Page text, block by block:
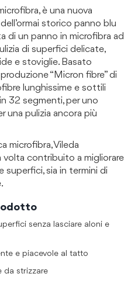
è una nuova
storico panno blu
di un panno in microfibra ad
di superfici delicate,
e stoviglie. Basato
“Micron fibre” di
lunghissime e sottili
32 segmenti, per uno
una pulizia ancora più
microfibra, Vileda
volta contribuito a migliorare
superfici, sia in termini di
senza lasciare aloni e
e piacevole al tatto
da strizzare